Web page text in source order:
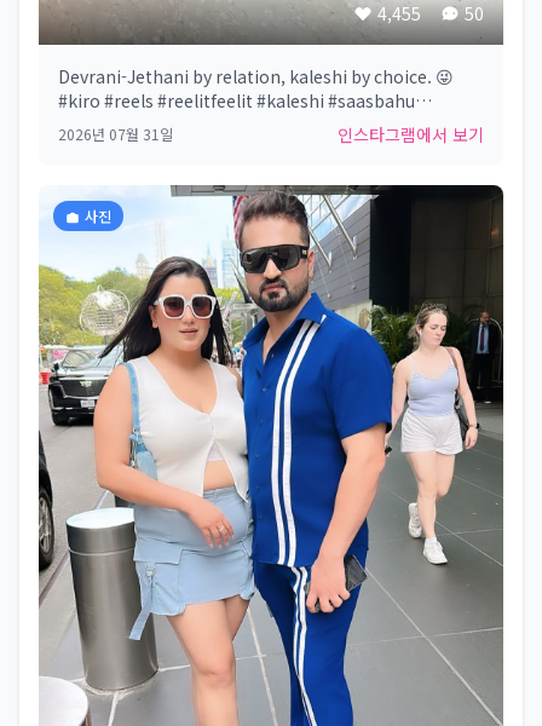
4,455 50
Devrani-Jethani by relation, kaleshi by choice. 😜
#kiro #reels #reelitfeelit #kaleshi #saasbahu
DevraniJethani KaleshiVibes FamilyGoals
SisterInLaw DesiHumour NokJhok ChaosQueens
IndianReels InstaReels FunnyReels DramaQueens
SavageVibes IconicDuo Unfiltered MastiMode
ViralReels ReelKaroFeelKaro
2026년 07월 31일 인스타그램에서 보기
사진